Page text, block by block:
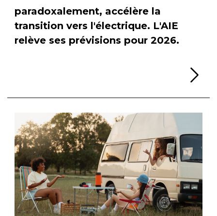
paradoxalement, accélère la
transition vers l'électrique. L'AIE
relève ses prévisions pour 2026.